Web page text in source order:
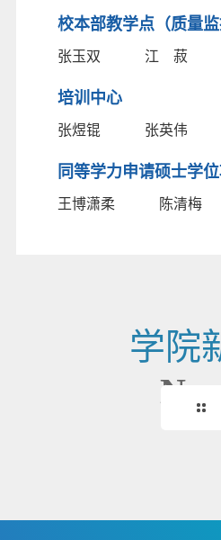
校本部教学点（质量监
张玉双 江 菽
培训中心
张煜锟 张英伟
同等学力申请硕士学
王博潇柔 陈清梅
学院